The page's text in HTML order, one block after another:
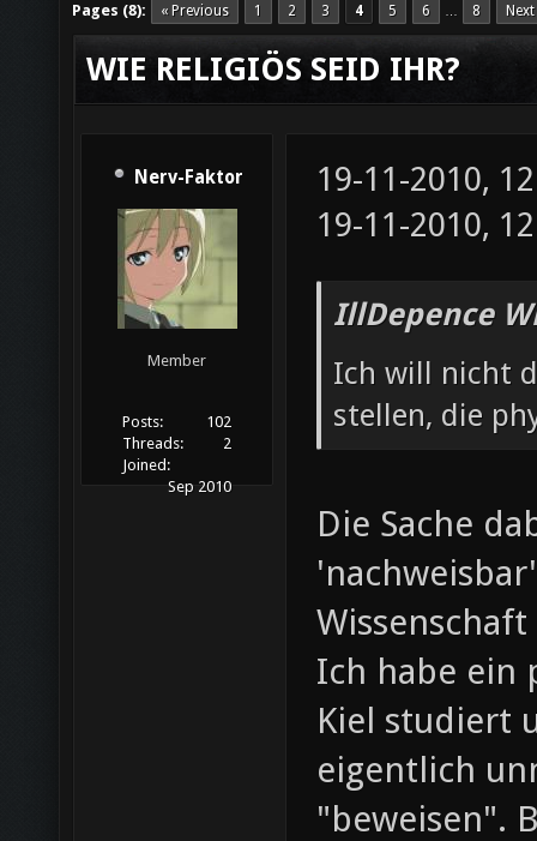
Pages (8): « Previous 1 2 3 4 5 6 … 8
WIE RELIGIÖS SEID IHR?
Nerv-Faktor
Member
Posts:
102
Threads:
2
Joined:
Sep 2010
19-11-2010,
19-11-2010,
IllDepence
Ich will nicht
stellen, die
Die Sache
Ich habe ein
Kiel studiert
eigentlich
"beweisen".